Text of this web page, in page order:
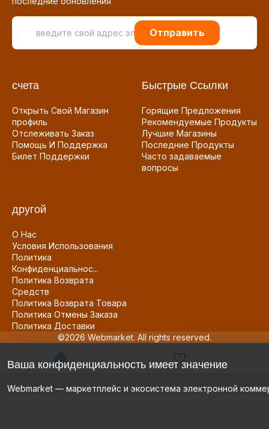
Отправить
счета
Открыть Свой Магазин
профиль
Отслеживать Заказ
Помощь И Поддержка
Билет Поддержки
Быстрые Ссылки
Горящие Предложения
Рекомендуемые Продукты
Лучшие Магазины
Последние Продукты
Часто задаваемые
вопросы
другой
О Нас
Условия Использования
Политика
Конфиденциальнос...
Политика Возврата
Средств
Политика Возврата Товара
Политика Отмены Заказа
Политика Доставки
©2026 Webmarket. All rights reserved.
Ваша конфиденциальность имеет значение
Webmarket — маркетплейс и экосистема электронной